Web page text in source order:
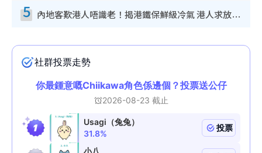
5 內地客歎港人唔識老！揭港鐵保鮮級冷氣 港人求放過：咪投訴